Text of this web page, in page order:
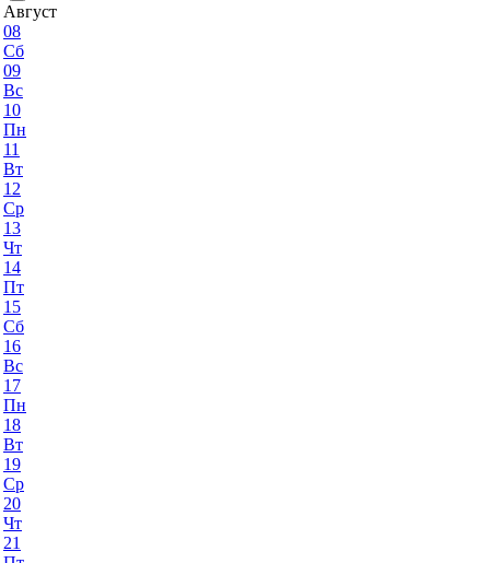
Август
08
Сб
09
Вс
10
Пн
11
Вт
12
Ср
13
Чт
14
Пт
15
Сб
16
Вс
17
Пн
18
Вт
19
Ср
20
Чт
21